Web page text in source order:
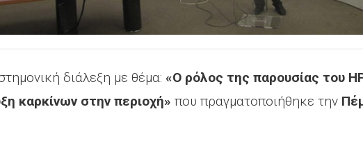
διάλεξη με θέμα: «Ο ρόλος της παρουσίας του
καρκίνων στην περιοχή» που πραγματοποιήθηκε την